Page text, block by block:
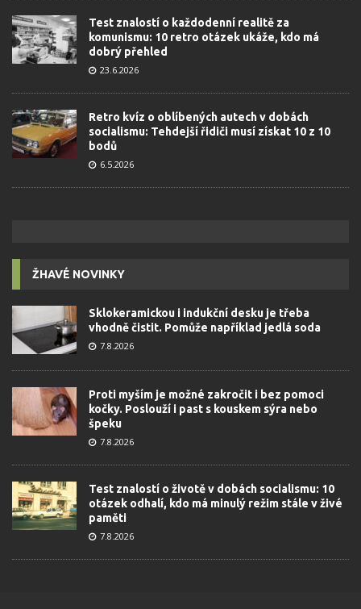
Test znalostí o každodenní realitě za
komunismu: 10 retro otázek ukáže, kdo má
dobrý přehled
23.6.2026
Retro kvíz o oblíbených autech v dobách
socialismu: Tehdejší řidiči musí získat 10 z 10
bodů
6.5.2026
ŽHAVÉ NOVINKY
Sklokeramickou i indukční desku je třeba
vhodně čistit. Pomůže například jedlá soda
7.8.2026
Proti myším je možné zakročit i bez pomoci
kočky. Poslouží i past s kouskem sýra nebo
špeku
7.8.2026
Test znalostí o životě v dobách socialismu: 10
otázek odhalí, kdo má minulý režim stále v živé
paměti
7.8.2026